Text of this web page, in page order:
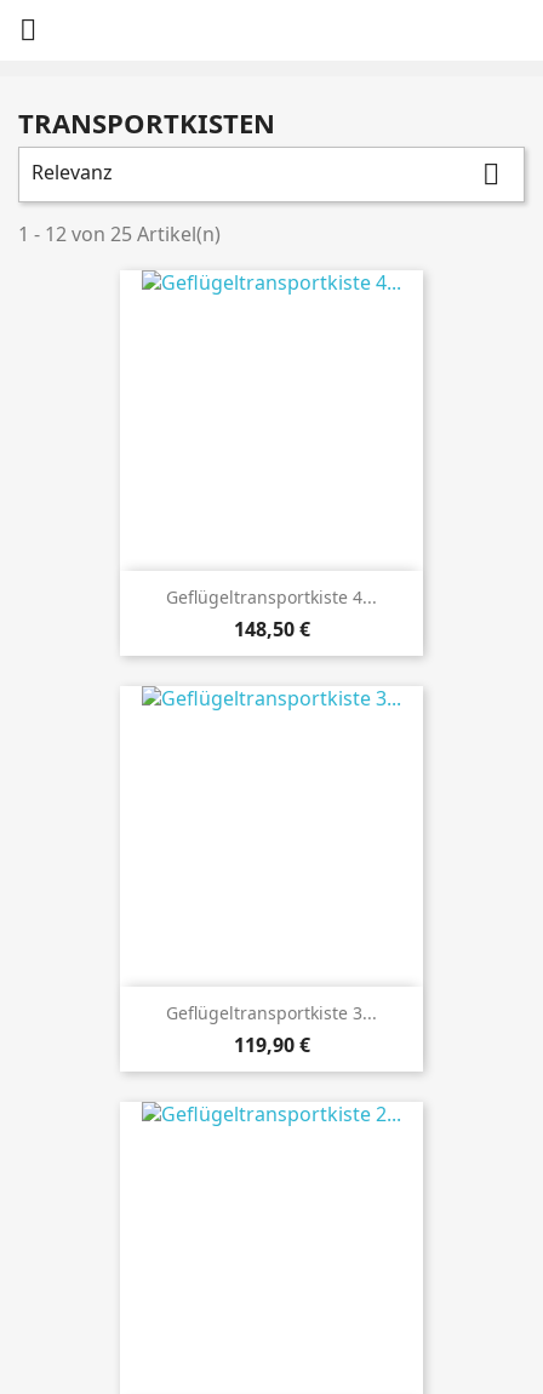

TRANSPORTKISTEN
Relevanz 
1 - 12 von 25 Artikel(n)
Geflügeltransportkiste 4...
Preis
148,50 €
Geflügeltransportkiste 3...
Preis
119,90 €